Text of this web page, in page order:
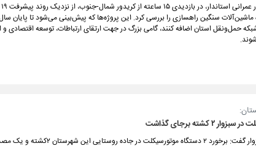
شبکه حمل‌ونقل استان اضافه کنند، گامی بزرگ در جهت ارتقای ارتباطات، توسعه اقتصادی و
فرمانده انتظامی سبزوار گفت: برخورد ۲ دستگاه موتورسیکلت در